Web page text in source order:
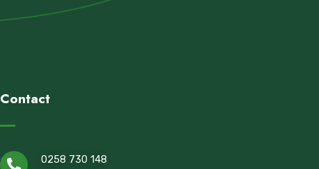
Contact
0258 730 148